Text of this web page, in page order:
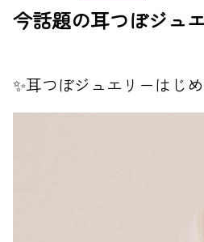
今話題の耳つぼジュ
✨耳つぼジュエリーはじ